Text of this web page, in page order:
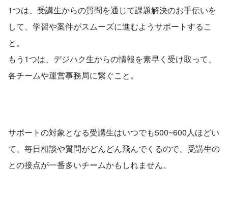
1つは、受講生からの質問を通じて課題解決のお手伝いを
して、学習や案件がスムーズに進むようサポートするこ
と。
もう1つは、デジハク生からの情報を素早く受け取って、
各チームや運営事務局に繋ぐこと。
サポートの対象となる受講生はいつでも500~600人ほどい
て、毎日相談や質問がどんどん飛んでくるので、受講生の​
との接点が一番多いチームかもしれません。